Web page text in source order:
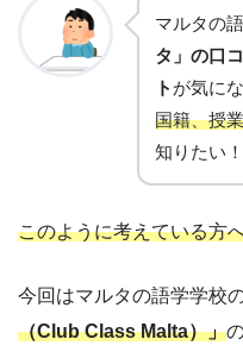
マルタの
タ」の口
ト が気に
国籍、授
知りたい！
このように考えている方
今回はマルタの語学学校
（Club Class Malta）」